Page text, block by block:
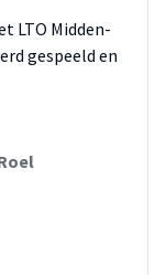
LTO Midden-
gespeeld en